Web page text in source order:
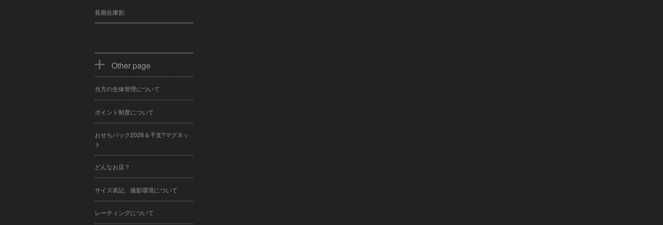
長期在庫割
Other page
当方の生体管理について
ポイント制度について
おせちパック2026＆干支?マグネッ
ト
どんなお店？
サイズ表記、撮影環境について
レーティングについて